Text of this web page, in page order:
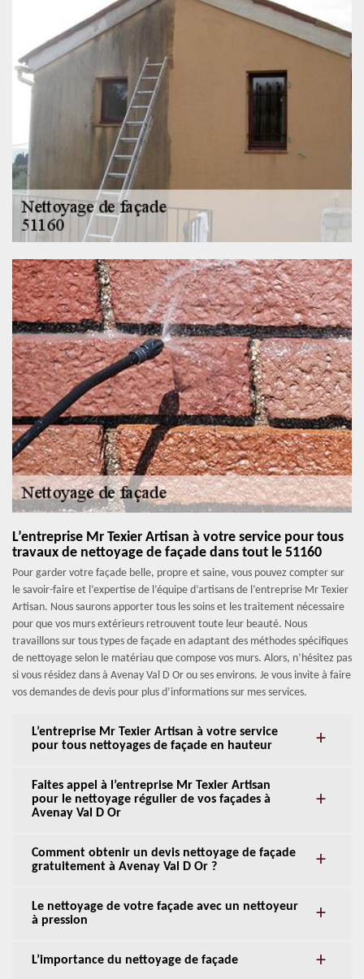
L’entreprise Mr Texier Artisan à votre service pour tous
travaux de nettoyage de façade dans tout le 51160
Pour garder votre façade belle, propre et saine, vous pouvez compter sur
le savoir-faire et l’expertise de l’équipe d’artisans de l’entreprise Mr Texier
Artisan. Nous saurons apporter tous les soins et les traitement nécessaire
pour que vos murs extérieurs retrouvent toute leur beauté. Nous
travaillons sur tous types de façade en adaptant des méthodes spécifiques
de nettoyage selon le matériau que compose vos murs. Alors, n’hésitez pas
si vous résidez dans à Avenay Val D Or ou ses environs. Je vous invite à faire
vos demandes de devis pour plus d’informations sur mes services.
L’entreprise Mr Texier Artisan à votre service
pour tous nettoyages de façade en hauteur
Faites appel à l’entreprise Mr Texier Artisan
pour le nettoyage régulier de vos façades à
Avenay Val D Or
Comment obtenir un devis nettoyage de façade
gratuitement à Avenay Val D Or ?
Le nettoyage de votre façade avec un nettoyeur
à pression
L’importance du nettoyage de façade